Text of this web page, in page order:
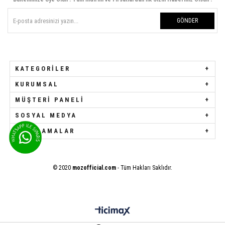
GÖNDER
KATEGORILER
KURUMSAL
MÜŞTERI PANELI
SOSYAL MEDYA
UYGULAMALAR
© 2020 mozofficial.com - Tüm Hakları Saklıdır.